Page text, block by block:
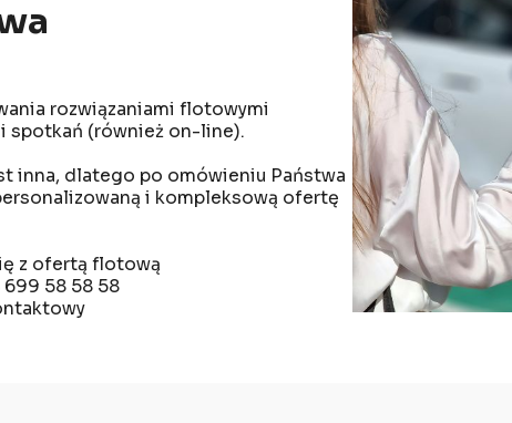
rozwiązaniami flotowymi
spotkań (również on-line).
inna, dlatego po omówieniu Państwa
i kompleksową ofertę
z ofertą flotową
58 58 58